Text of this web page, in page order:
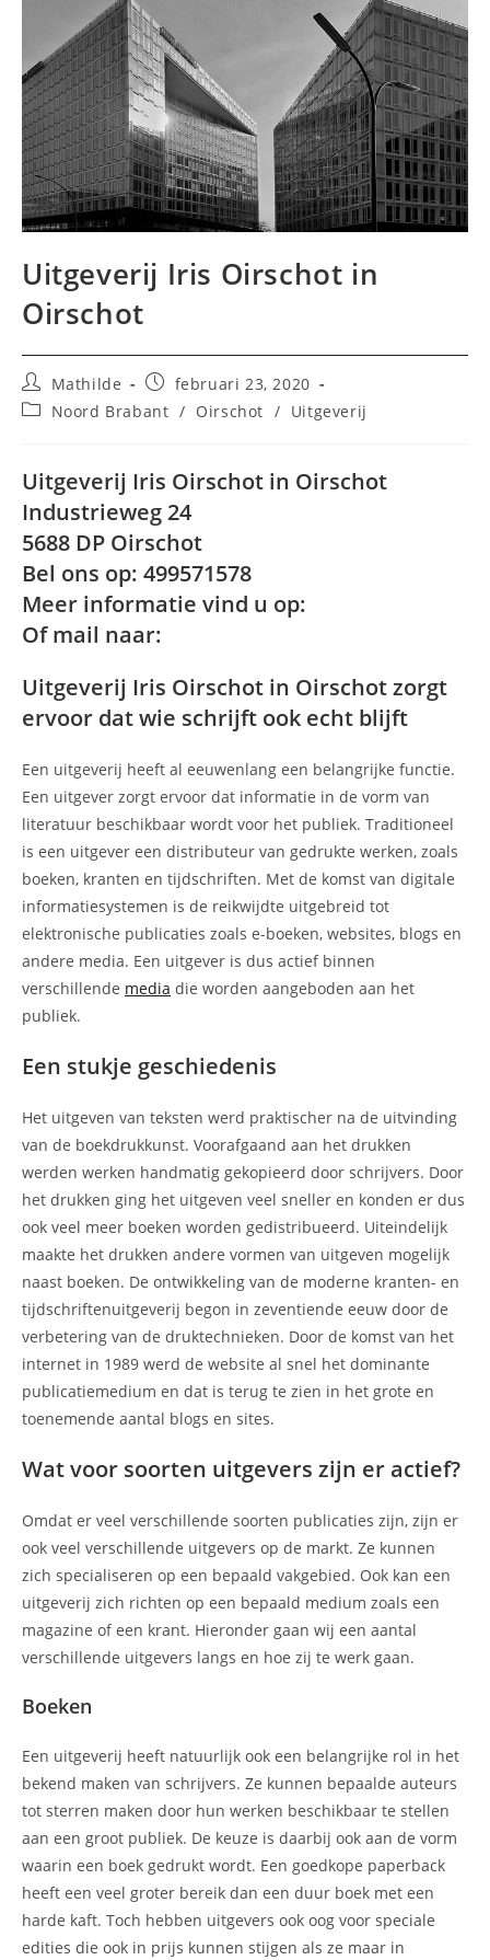
Uitgeverij Iris Oirschot in
Oirschot
Bericht
auteur:
Mathilde
Bericht
gepubliceerd
op:
februari 23, 2020
Berichtcategorie:
Noord Brabant / Oirschot / Uitgeverij
Uitgeverij Iris Oirschot in Oirschot
Industrieweg 24
5688 DP Oirschot
Bel ons op: 499571578
Meer informatie vind u op:
Of mail naar:
Uitgeverij Iris Oirschot in Oirschot zorgt
ervoor dat wie schrijft ook echt blijft
Een uitgeverij heeft al eeuwenlang een belangrijke functie.
Een uitgever zorgt ervoor dat informatie in de vorm van
literatuur beschikbaar wordt voor het publiek. Traditioneel
is een uitgever een distributeur van gedrukte werken, zoals
boeken, kranten en tijdschriften. Met de komst van digitale
informatiesystemen is de reikwijdte uitgebreid tot
elektronische publicaties zoals e-boeken, websites, blogs en
andere media. Een uitgever is dus actief binnen
verschillende media die worden aangeboden aan het
publiek.
Een stukje geschiedenis
Het uitgeven van teksten werd praktischer na de uitvinding
van de boekdrukkunst. Voorafgaand aan het drukken
werden werken handmatig gekopieerd door schrijvers. Door
het drukken ging het uitgeven veel sneller en konden er dus
ook veel meer boeken worden gedistribueerd. Uiteindelijk
maakte het drukken andere vormen van uitgeven mogelijk
naast boeken. De ontwikkeling van de moderne kranten- en
tijdschriftenuitgeverij begon in zeventiende eeuw door de
verbetering van de druktechnieken. Door de komst van het
internet in 1989 werd de website al snel het dominante
publicatiemedium en dat is terug te zien in het grote en
toenemende aantal blogs en sites.
Wat voor soorten uitgevers zijn er actief?
Omdat er veel verschillende soorten publicaties zijn, zijn er
ook veel verschillende uitgevers op de markt. Ze kunnen
zich specialiseren op een bepaald vakgebied. Ook kan een
uitgeverij zich richten op een bepaald medium zoals een
magazine of een krant. Hieronder gaan wij een aantal
verschillende uitgevers langs en hoe zij te werk gaan.
Boeken
Een uitgeverij heeft natuurlijk ook een belangrijke rol in het
bekend maken van schrijvers. Ze kunnen bepaalde auteurs
tot sterren maken door hun werken beschikbaar te stellen
aan een groot publiek. De keuze is daarbij ook aan de vorm
waarin een boek gedrukt wordt. Een goedkope paperback
heeft een veel groter bereik dan een duur boek met een
harde kaft. Toch hebben uitgevers ook oog voor speciale
edities die ook in prijs kunnen stijgen als ze maar in